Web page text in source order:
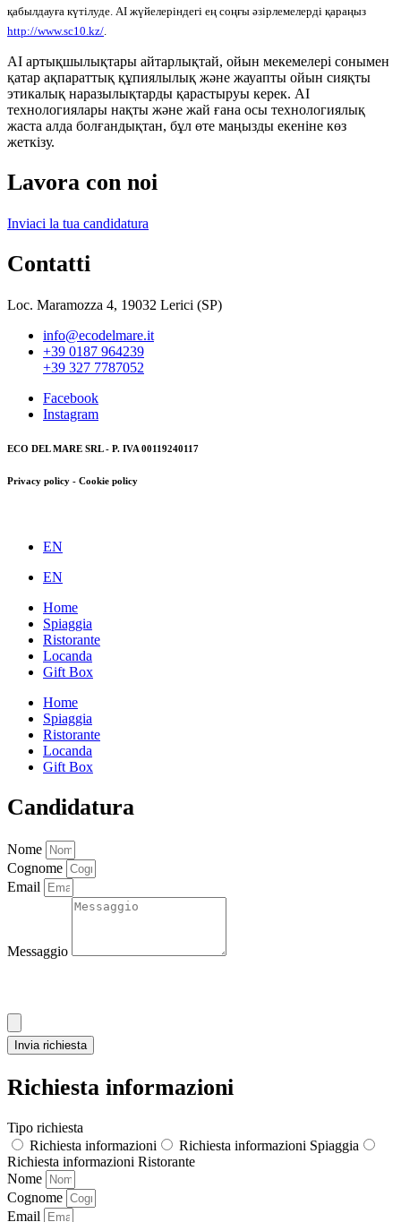
қабылдауға күтілуде. AI жүйелеріндегі ең соңғы әзірлемелерді қараңыз
http://www.sc10.kz/.
AI артықшылықтары айтарлықтай, ойын мекемелері сонымен
қатар ақпараттық құпиялылық және жауапты ойын сияқты
этикалық наразылықтарды қарастыруы керек. AI
технологиялары нақты және жай ғана осы технологиялық
жаста алда болғандықтан, бұл өте маңызды екеніне көз
жеткізу.
Lavora con noi
Inviaci la tua candidatura
Contatti
Loc. Maramozza 4, 19032 Lerici (SP)
info@ecodelmare.it
+39 0187 964239
+39 327 7787052
Facebook
Instagram
ECO DEL MARE SRL - P. IVA 00119240117
Privacy policy - Cookie policy
EN
EN
Home
Spiaggia
Ristorante
Locanda
Gift Box
Home
Spiaggia
Ristorante
Locanda
Gift Box
Candidatura
Nome
Cognome
Email
Messaggio
Invia richiesta
Richiesta informazioni
Tipo richiesta
Richiesta informazioni
Richiesta informazioni Spiaggia
Richiesta informazioni Ristorante
Nome
Cognome
Email